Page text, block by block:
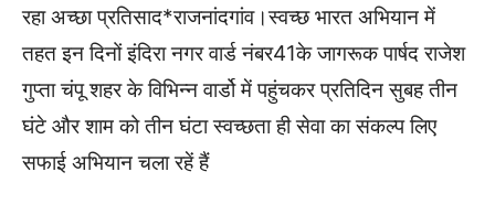
रहा अच्छा प्रतिसाद*राजनांदगांव।स्वच्छ भारत अभियान में
तहत इन दिनों इंदिरा नगर वार्ड नंबर41के जागरूक पार्षद राजेश
गुप्ता चंपू शहर के विभिन्न वार्डो में पहुंचकर प्रतिदिन सुबह तीन
घंटे और शाम को तीन घंटा स्वच्छता ही सेवा का संकल्प लिए
सफाई अभियान चला रहें हैं